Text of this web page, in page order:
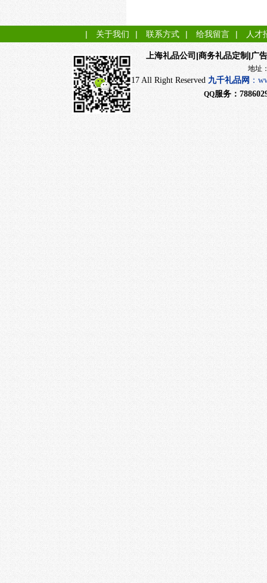
上海礼品公司 |商务礼品定制|广
地址：上海市闵行
CopyRight 2017 All Right Reserved 九千礼品网 ：
QQ服务：
| 关于我们 | 联系方式 | 给我留言 | 人才